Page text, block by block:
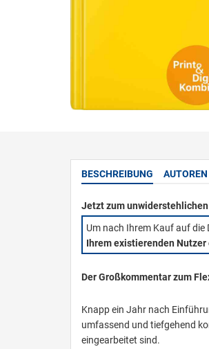
BESCHREIBUNG
Jetzt zum
Um nach Ihrem Kauf auf die
Ihrem existierenden
Der Großkommentar zum
Knapp ein Jahr nach
umfassend und tiefgehend
eingearbeitet sind.